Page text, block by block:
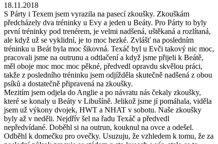
18.11.2018
S Párty i Texem jsem vyrazila na pasecí zkoušky. Zkouškám
předcházely dva tréninky u Evy a jeden u Beáty. Pro Párty to byly
první tréninky pod trenérem, je velmi nadšená, uštěkaná a rozlítaná,
ale když už se vyklidní, je to moc hezké. Zvlášť na posledním
tréninku u Beát byla moc šikovná. Texáč byl u Evči takový nic moc,
pracovali jsme na outrunu a odtlačení a když jsme přijeli k Beátě,
měl oboje moc moc moc pěkné, předvedl opravdu skvělou práci,
takže z posledního tréninku jsem odjížděla skutečně nadšená z obou
psíků a dostatečně připravená na zkoušky.
Mezitím jsem odjela do Anglie a po návratu nás čekaly zkoušky,
které se konaly u Beáty v Libušíně. Jelikož jsme jí pomáhala, viděla
jsem už výkony dvojek, HWT a NHAT v sobotu. Naše zkoušky
byly až v neděli. Nejdřív šel na řadu Texáč a předvedl
nepředvídané. Doběhl si na outrun, kouknul na ovce a odešel.
Odběhl k domečku pro ovečky. Usuzuju, že vzhledem k tomu, že za